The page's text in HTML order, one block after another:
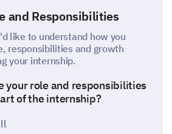
and Responsibilities
like to understand how you
responsibilities and growth
your internship.
your role and responsibilities
of the internship?